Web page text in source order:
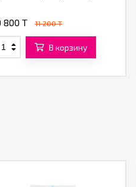
800 T 11 200 T
В корзину